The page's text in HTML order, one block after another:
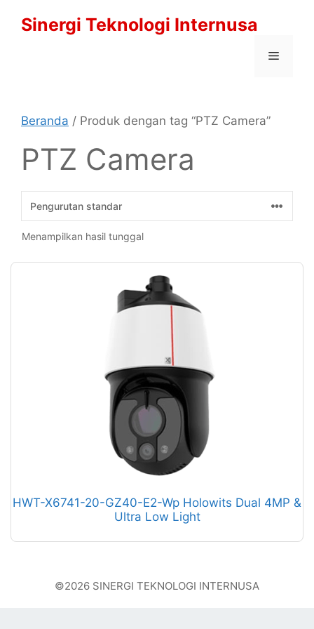
Sinergi Teknologi Internusa
Menu
Beranda / Produk dengan tag “PTZ Camera”
PTZ Camera
Menampilkan hasil tunggal
HWT-X6741-20-GZ40-E2-Wp Holowits Dual 4MP &
Ultra Low Light
©2026 SINERGI TEKNOLOGI INTERNUSA